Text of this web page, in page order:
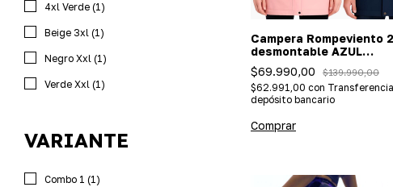
4xl Verde (1)
Beige 3xl (1)
Negro Xxl (1)
Verde Xxl (1)
VARIANTE
Combo 1 (1)
Campera Rompeviento
desmontable AZUL
(impermeable + polar) 3
- (importada)
$69.990,00 $139.990,00
$62.991,00 con
depósito bancario
Comprar